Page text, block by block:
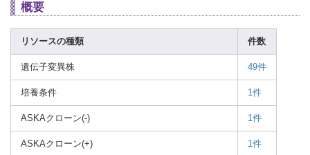
概要
リソースの種類 件数
遺伝子変異株 49件
培養条件 1件
ASKAクローン(-) 1件
ASKAクローン(+) 1件